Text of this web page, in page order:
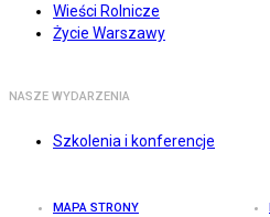
Wieści Rolnicze
Życie Warszawy
NASZE WYDARZENIA
Szkolenia i konferencje
MAPA STRONY